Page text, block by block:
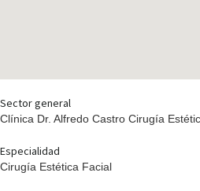
Sector general
Clínica Dr. Alfredo Castro Cirugía
Especialidad
Cirugía Estética Facial